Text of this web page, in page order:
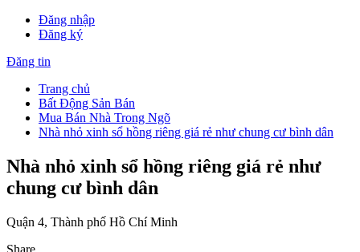
Đăng nhập
Đăng ký
Đăng tin
Trang chủ
Bất Động Sản Bán
Mua Bán Nhà Trong Ngõ
Nhà nhỏ xinh sổ hồng riêng giá rẻ như chung cư bình dân
Nhà nhỏ xinh sổ hồng riêng giá rẻ như
chung cư bình dân
Quận 4, Thành phố Hồ Chí Minh
Share